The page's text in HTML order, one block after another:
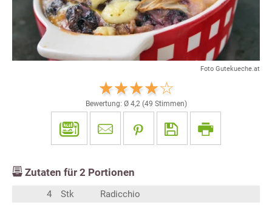
Foto Gutekueche.at
Bewertung: Ø 4,2(49 Stimmen)
Zutaten für 2 Portionen
4 Stk
Radicchio